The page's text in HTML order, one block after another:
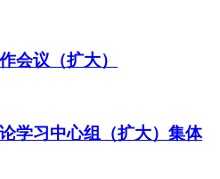
会议（扩大）
学习中心组（扩大）集体